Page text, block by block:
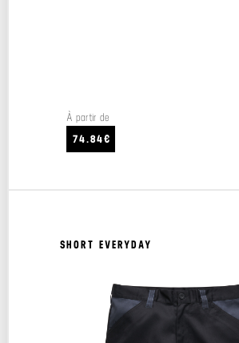
À partir de
74.84€
SHORT EVERYDAY